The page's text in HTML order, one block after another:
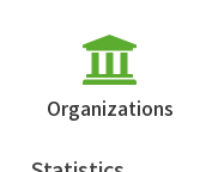
Organizations